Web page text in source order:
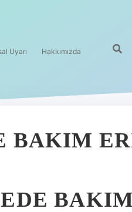
Uyarı Hakkımızda
BAKIM